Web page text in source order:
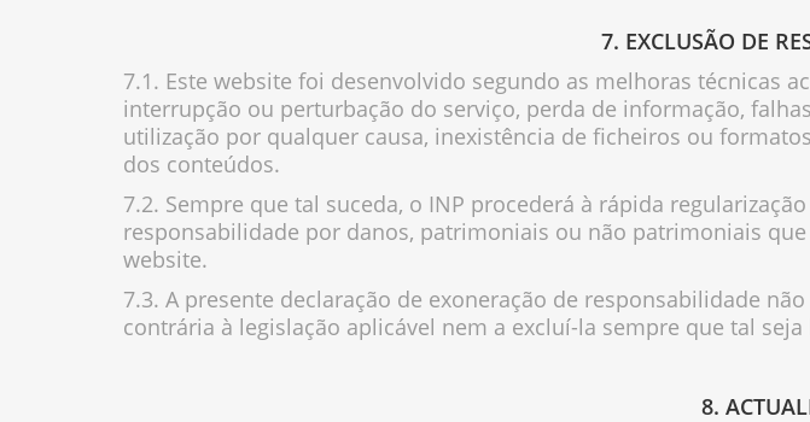
7. EXCLUSÃO DE
7.1. Este website foi desenvolvido segundo as melhoras técnicas
interrupção ou perturbação do serviço, perda de informação,
utilização por qualquer causa, inexistência de ficheiros ou
dos conteúdos.
7.2. Sempre que tal suceda, o INP procederá à rápida
responsabilidade por danos, patrimoniais ou não patrimoniais
website.
7.3. A presente declaração de exoneração de responsabilidade
contrária à legislação aplicável nem a excluí-la sempre que tal
8.